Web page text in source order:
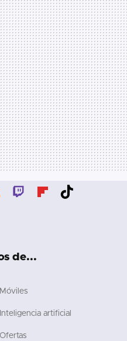
de...
Móviles
Inteligencia artificial
Ofertas